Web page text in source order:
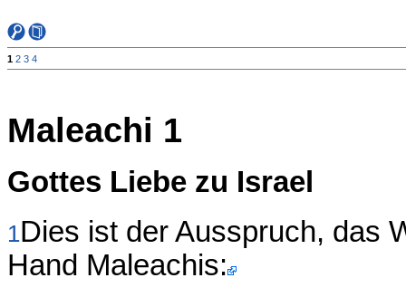
1 2 3 4
Maleachi 1
Gottes Liebe zu Israel
1Dies ist der Ausspruch, das
Hand Maleachis: